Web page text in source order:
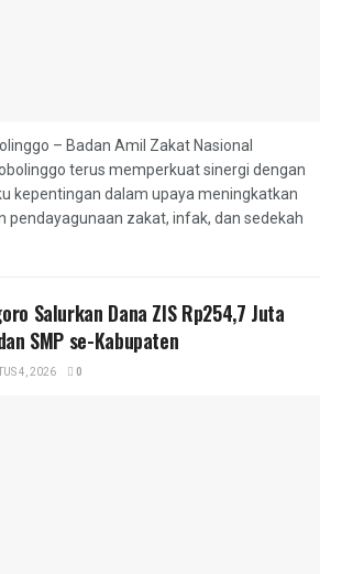
– Badan Amil Zakat Nasional
terus memperkuat sinergi dengan
kepentingan dalam upaya meningkatkan
pendayagunaan zakat, infak, dan sedekah
Salurkan Dana ZIS Rp254,7 Juta
SMP se-Kabupaten
4, 2026 0